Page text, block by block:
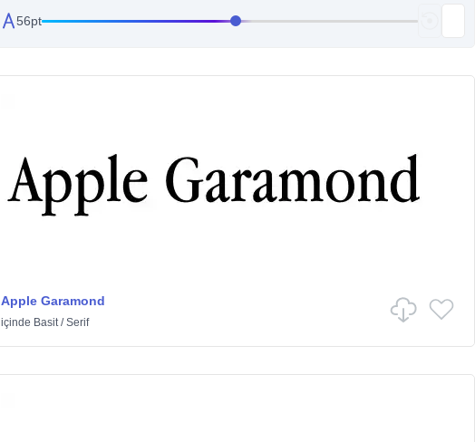
56pt
Apple Garamond
içinde Basit/Serif